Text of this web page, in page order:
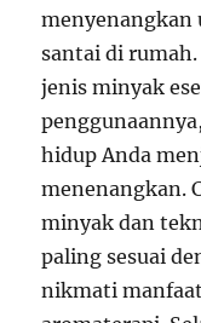
menyenangkan
santai di
jenis minyak
hidup Anda
menenangkan.
minyak dan
paling sesuai
nikmati